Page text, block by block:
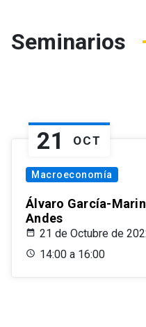
Seminarios
21 OCT
Macroeconomía
Álvaro García-
Andes
21 de Octubre de
14:00 a 16:00